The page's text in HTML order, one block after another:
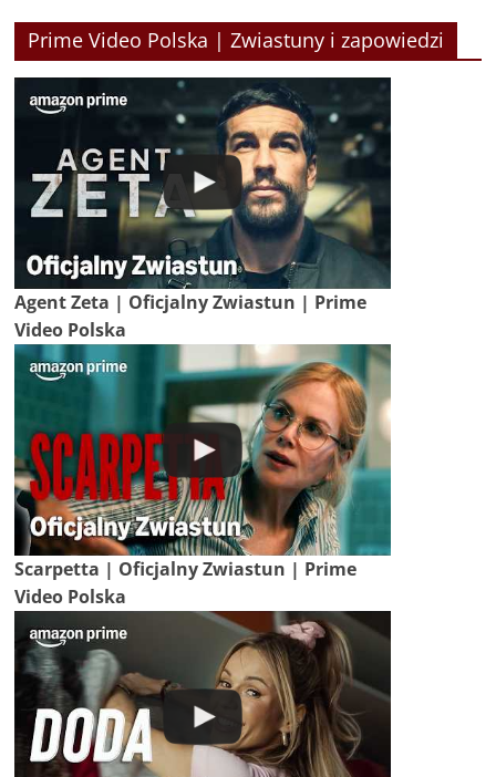
Prime Video Polska | Zwiastuny i zapowiedzi
Agent Zeta | Oficjalny Zwiastun | Prime
Video Polska
Scarpetta | Oficjalny Zwiastun | Prime
Video Polska